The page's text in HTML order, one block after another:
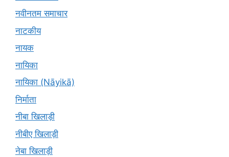
नवीनतम समाचार
नाटकीय
नायक
नायिका
नायिका (Nāyikā)
निर्माता
नीबा खिलाड़ी
नीबीए खिलाड़ी
नेबा खिलाड़ी